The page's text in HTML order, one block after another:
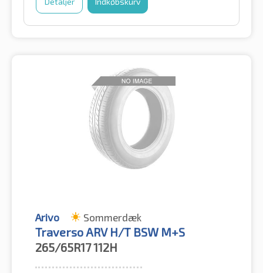
Arivo Sommerdæk
Traverso ARV H/T BSW M+S
265/65R17112H